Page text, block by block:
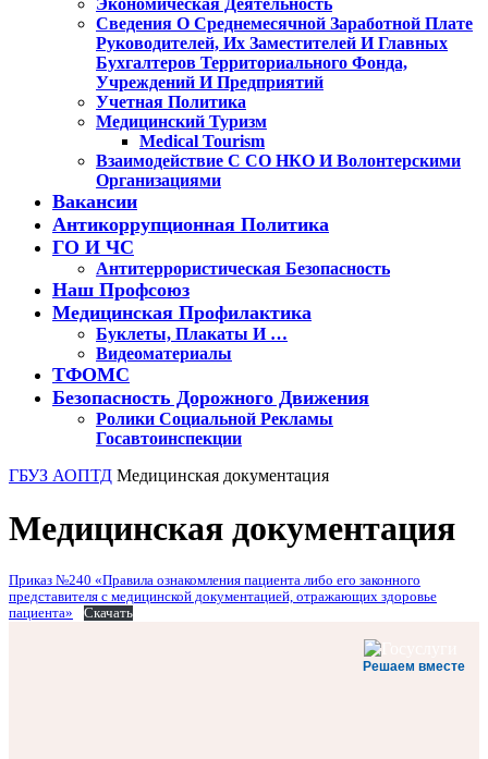
Экономическая Деятельность
Сведения О Среднемесячной Заработной Плате
Руководителей, Их Заместителей И Главных
Бухгалтеров Территориального Фонда,
Учреждений И Предприятий
Учетная Политика
Медицинский Туризм
Medical Tourism
Взаимодействие С СО НКО И Волонтерскими
Организациями
Вакансии
Антикоррупционная Политика
ГО И ЧС
Антитеррористическая Безопасность
Наш Профсоюз
Медицинская Профилактика
Буклеты, Плакаты И …
Видеоматериалы
ТФОМС
Безопасность Дорожного Движения
Ролики Социальной Рекламы
Госавтоинспекции
Кнопка
ГБУЗ АОПТД Медицинская документация
Медицинская документация
Приказ №240 «Правила ознакомления пациента либо его законного
представителя с медицинской документацией, отражающих здоровье
пациента»
Скачать
Решаем вместе